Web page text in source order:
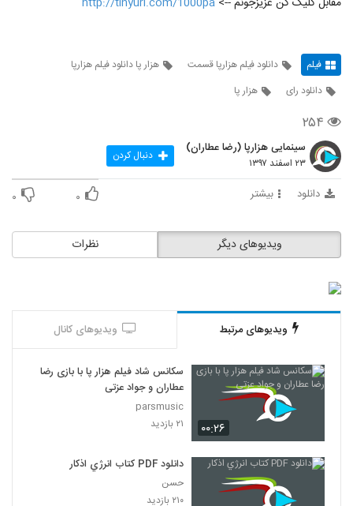
فیلم دانلود فیلم هزارپا قسمت
هزار پا دانلود فیلم هزارپا
دانلود رای
هزار پا
۲۵۴
سینمایی هزارپا (رضا عطاران)
۲۳ اسفند ۱۳۹۷ دنبال کردن
دانلود بیشتر ۰ ۰
نظرات ویدیوهای دیگر
ویدیوهای مرتبط ویدیوهای کانال
۰۰:۲۶
سکانس شاد فیلم هزار پا با بازی رضا
عطاران و جواد عزتی
parsmusic
۲۱ بازدید
دانلود PDF کتاب انرژي اذکار
حسن
۲۱۰ بازدید